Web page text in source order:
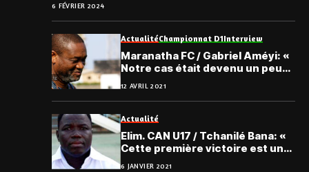
6 FÉVRIER 2024
ActualitéChampionnat D1Interview
Maranatha FC / Gabriel Améyi: «
Notre cas était devenu un peu
dangereux… »
12 AVRIL 2021
Actualité
Elim. CAN U17 / Tchanilé Bana: «
Cette première victoire est un
piège… »
6 JANVIER 2021